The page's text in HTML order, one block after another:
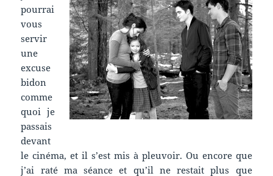
pourrai
vous
servir
une
excuse
bidon
comme
quoi je
passais
devant
le cinéma, et il s’est mis à pleuvoir. Ou encore que
j’ai raté ma séance et qu’il ne restait plus que